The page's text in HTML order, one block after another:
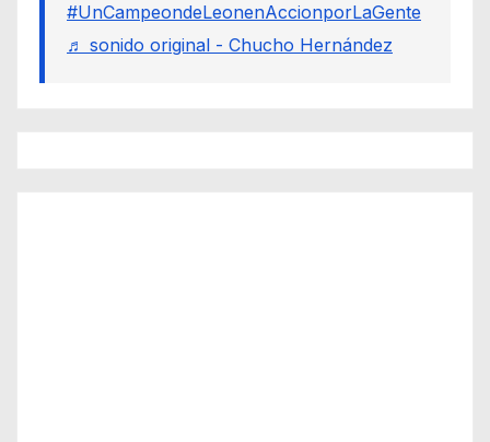
#UnCampeondeLeonenAccionporLaGente
♬ sonido original - Chucho Hernández